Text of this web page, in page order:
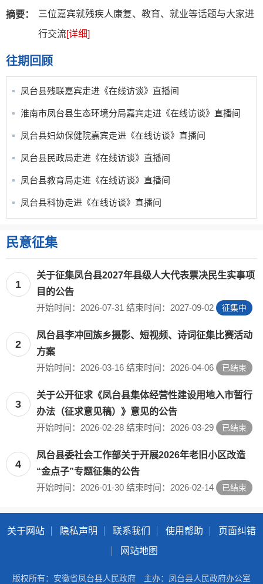
摘要：
三位嘉宾就残疾人康复、教育、就业等话题与大家进
行交流[详细]
往期回顾
凤台县残联嘉宾走进《在线访谈》直播间
淮南市凤台县生态环境分局嘉宾走进《在线访谈》直播间
凤台县妇幼保健院嘉宾走进《在线访谈》直播间
凤台县民政局走进《在线访谈》直播间
凤台县教育局走进《在线访谈》直播间
凤台县科协走进《在线访谈》直播间
民意征集
1
关于征集凤台县2027年县级人大代表票决民生实事项
目的公告
开始时间：2026-07-31 结束时间：2027-09-02
征集中
2
凤台县李冲回族乡摄影、短视频、诗词征集比赛活动
方案
开始时间：2026-03-16 结束时间：2026-04-06
已结束
3
关于公开征求《凤台县集体经营性建设用地入市暂行
办法（征求意见稿）》意见的公告
开始时间：2026-02-28 结束时间：2026-03-29
已结束
4
凤台县委社会工作部关于开展2026年老旧小区改造
“金点子”专题征集的公告
开始时间：2026-01-30 结束时间：2026-02-14
已结束
关于网站 隐私声明 联系我们 使用帮助
页面纠错
网站地图
版权所有：安徽省凤台县人民政府 主办：凤台县人民政府办公室